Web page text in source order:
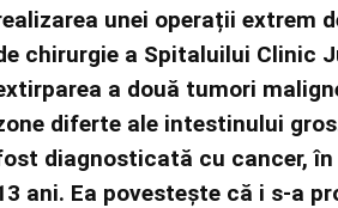
unei operații extrem
chirurgie a Spitaluilui Clinic
a două tumori
diferte ale intestinului
diagnosticată cu cancer,
ani. Ea povestește că i s-a